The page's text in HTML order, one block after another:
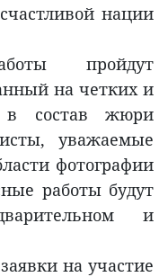
нации
пройдут
на четких и
в состав жюри
уважаемые
фотографии
работы будут
и
на участие